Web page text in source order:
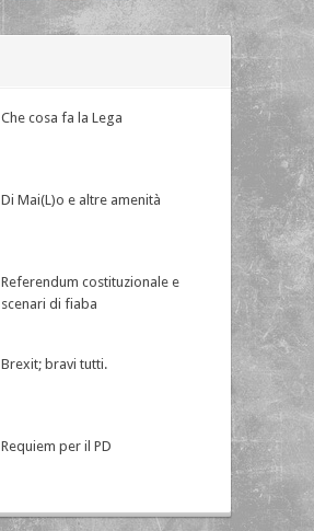
Che cosa fa la Lega
Di Mai(L)o e altre amenità
Referendum costituzionale e
scenari di fiaba
Brexit; bravi tutti.
Requiem per il PD